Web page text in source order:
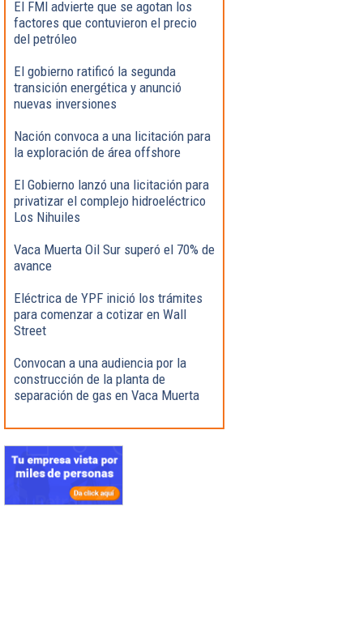
El FMI advierte que se agotan los
factores que contuvieron el precio
del petróleo
El gobierno ratificó la segunda
transición energética y anunció
nuevas inversiones
Nación convoca a una licitación para
la exploración de área offshore
El Gobierno lanzó una licitación para
privatizar el complejo hidroeléctrico
Los Nihuiles
Vaca Muerta Oil Sur superó el 70% de
avance
Eléctrica de YPF inició los trámites
para comenzar a cotizar en Wall
Street
Convocan a una audiencia por la
construcción de la planta de
separación de gas en Vaca Muerta